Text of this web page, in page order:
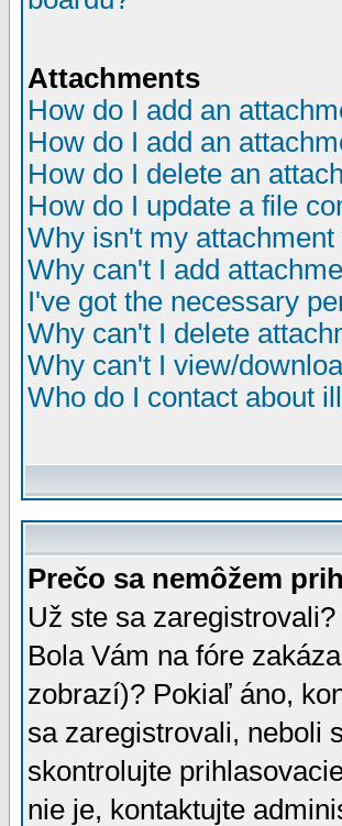
Attachments
How do I add an
How do I add an
How do I delete an
How do I update a file
Why isn't my
Why can't I add
I've got the necessary
Why can't I delete
Why can't I view/
Who do I contact about
Prečo sa nemôžem
Už ste sa
Bola Vám na fóre
zobrazí)? Pokiaľ áno,
sa zaregistrovali, neboli
skontrolujte
nie je, kontaktujte